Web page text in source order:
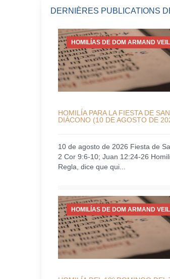
DERNIÈRES PUBLICATIONS
HOMILÍAS DE DOM ARMAND
HOMILÍA PARA LA FIESTA DE
DIÁCONO (10 DE AGOSTO DE
10 de agosto de 2026 Fiesta de
2 Cor 9:6-10; Juan 12:24-26
Regla, dice que qui...
HOMILÍAS DE DOM ARMAND